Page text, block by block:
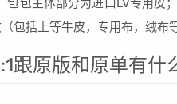
包包主体部分为进口LV专用皮
包括上等牛皮，专用布，绒布
跟原版和原单有什